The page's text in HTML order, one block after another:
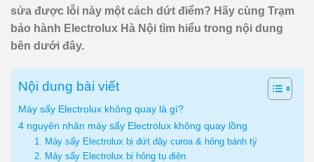
sửa được lỗi này một cách dứt điểm? Hãy cùng Trạm
bảo hành Electrolux Hà Nội tìm hiểu trong nội dung
bên dưới đây.
Nội dung bài viết
Máy sấy Electrolux không quay là gì?
4 nguyên nhân máy sấy Electrolux không quay lồng
1. Máy sấy Electrolux bị đứt dây curoa & hỏng bánh tỳ
2. Máy sấy Electrolux bị hỏng tụ điện